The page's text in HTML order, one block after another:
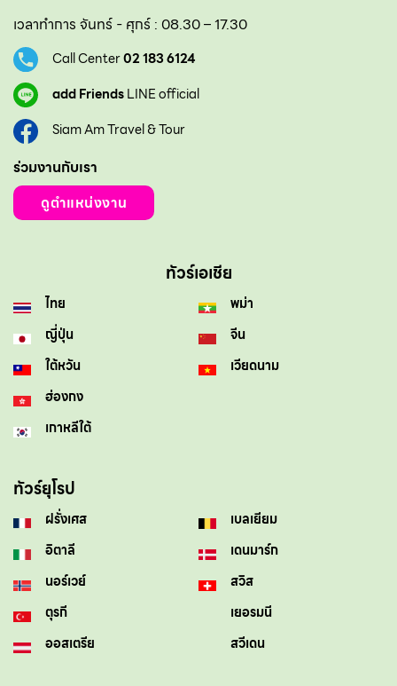
เวลาทำการ จันทร์ - ศุกร์ : 08.30 – 17.30
Call Center02 183 6124
add FriendsLINE official
Siam Am Travel & Tour
ร่วมงานกับเรา
ดูตำแหน่งงาน
ทัวร์เอเชีย
ไทย
ญี่ปุ่น
ใต้หวัน
ฮ่องกง
เกาหลีใต้
พม่า
จีน
เวียดนาม
ทัวร์ยุโรป
ฝรั่งเศส
อิตาลี
นอร์เวย์
ตุรกี
ออสเตรีย
เบลเยียม
เดนมาร์ก
สวิส
เยอรมนี
สวีเดน